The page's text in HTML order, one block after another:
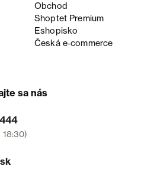
Obchod
Shoptet Premium
Eshopisko
Česká e‑commerce
sa nás
18:30)